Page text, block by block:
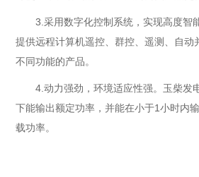
3.采用数字化控制系统，实现高度智
提供远程计算机遥控、群控、遥测、自动
不同功能的产品。
4.动力强劲，环境适应性强。玉柴发
下能输出额定功率，并能在小于1小时内
载功率。